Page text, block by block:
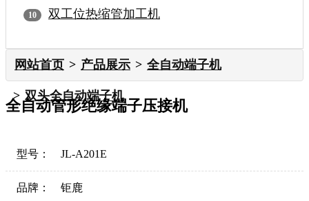
双工位热缩管加工机
网站首页 产品展示 全自动端子机
双头全自动端子机
全自动管形绝缘端子压接机
型号： JL-A201E
品牌： 钜鹿